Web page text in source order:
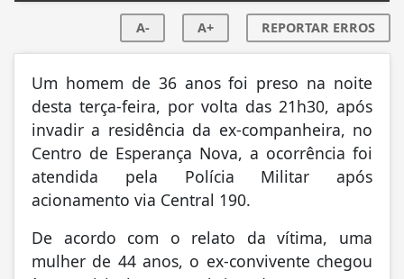
A- A+ REPORTAR ERROS
Um homem de 36 anos foi preso na noite
desta terça-feira, por volta das 21h30, após
invadir a residência da ex-companheira, no
Centro de Esperança Nova, a ocorrência foi
atendida pela Polícia Militar após
acionamento via Central 190.
De acordo com o relato da vítima, uma
mulher de 44 anos, o ex-convivente chegou